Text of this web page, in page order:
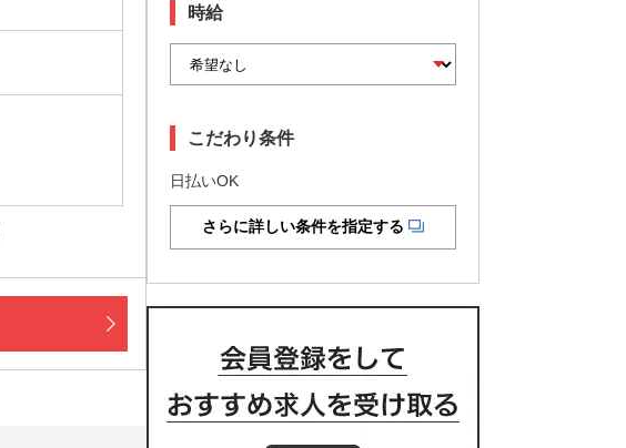
時給
こだわり条件
日払いOK
さらに詳しい条件を指定する